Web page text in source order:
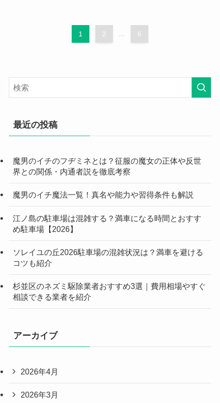
1 2 6
最近の投稿
魔男のイチのフヂミネとは？征服の魔女の正体や反世
界との関係・内通者説を徹底考察
魔男のイチ魔法一覧！真名や能力や習得条件も解説
江ノ島の駐車場は混雑する？満車になる時間とおすす
め駐車場【2026】
ソレイユの丘2026駐車場の混雑状況は？満車を避ける
コツも紹介
杉並区のネズミ駆除業者おすすめ3選｜費用相場やすぐ
相談できる業者を紹介
アーカイブ
2026年4月
2026年3月